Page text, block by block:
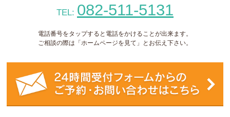
TEL: 082-511-5131
電話番号をタップすると電話をかけることが出来ます。
ご相談の際は「ホームページを見て」とお伝え下さい。